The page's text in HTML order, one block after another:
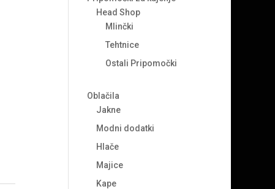
Head Shop
Mlinčki
Tehtnice
Ostali Pripomočki
Oblačila
Jakne
Modni dodatki
Hlače
Majice
Kape